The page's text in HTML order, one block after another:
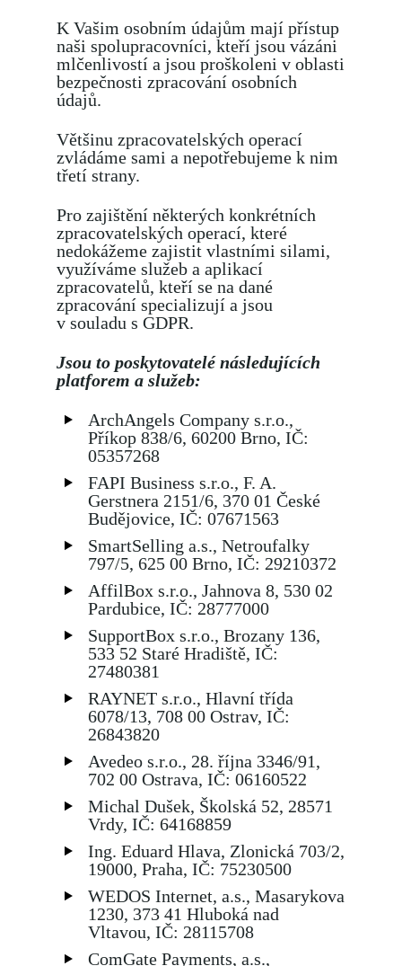
K Vašim osobním údajům mají přístup
naši spolupracovníci, kteří jsou vázáni
mlčenlivostí a jsou proškoleni v oblasti
bezpečnosti zpracování osobních
údajů.
Většinu zpracovatelských operací
zvládáme sami a nepotřebujeme k nim
třetí strany.
Pro zajištění některých konkrétních
zpracovatelských operací, které
nedokážeme zajistit vlastními silami,
využíváme služeb a aplikací
zpracovatelů, kteří se na dané
zpracování specializují a jsou
v souladu s GDPR.
Jsou to poskytovatelé následujících
platforem a služeb:
ArchAngels Company s.r.o.,
Příkop 838/6, 60200 Brno, IČ:
05357268
FAPI Business s.r.o., F. A.
Gerstnera 2151/6, 370 01 České
Budějovice, IČ: 07671563
SmartSelling a.s., Netroufalky
797/5, 625 00 Brno, IČ: 29210372
AffilBox s.r.o., Jahnova 8, 530 02
Pardubice, IČ: 28777000
SupportBox s.r.o., Brozany 136,
533 52 Staré Hradiště, IČ:
27480381
RAYNET s.r.o., Hlavní třída
6078/13, 708 00 Ostrav, IČ:
26843820
Avedeo s.r.o., 28. října 3346/91,
702 00 Ostrava, IČ: 06160522
Michal Dušek, Školská 52, 28571
Vrdy, IČ: 64168859
Ing. Eduard Hlava, Zlonická 703/2,
19000, Praha, IČ: 75230500
WEDOS Internet, a.s., Masarykova
1230, 373 41 Hluboká nad
Vltavou, IČ: 28115708
ComGate Payments, a.s.,